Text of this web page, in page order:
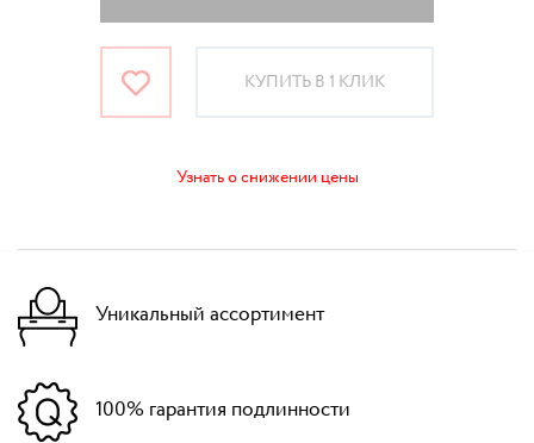
КУПИТЬ В 1 КЛИК
Узнать о снижении цены
Уникальный ассортимент
100% гарантия подлинности